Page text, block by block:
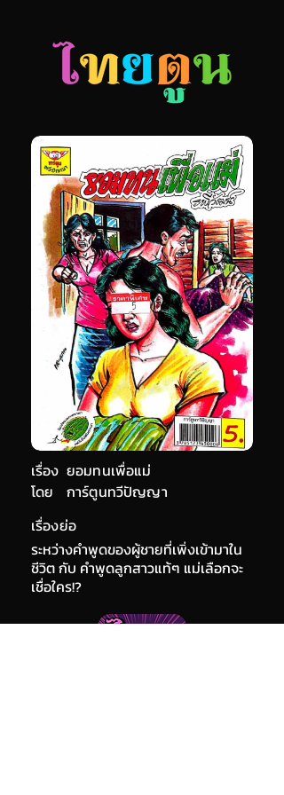
เรื่อง ยอมทนเพื่อแม่
การ์ตูนทวีปัญญา
โดย
เรื่องย่อ
ระหว่างคำพูดของผู้ชายที่เพิ่งเข้ามาใน
ชีวิต กับ คำพูดลูกสาวแท้ๆ แม่เลือกจะ
เชื่อใคร!?